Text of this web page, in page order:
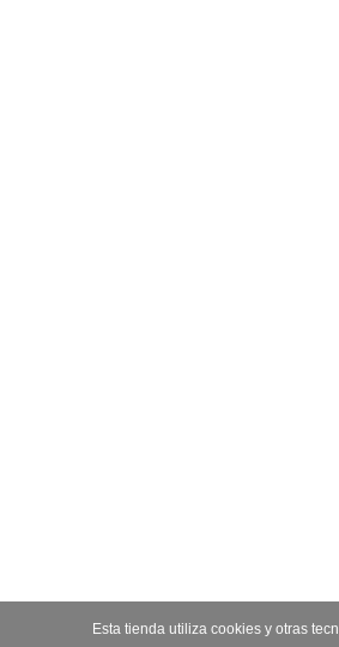
Esta tienda utiliza cookies y otras